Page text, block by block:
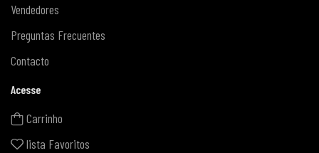
Vendedores
Preguntas Frecuentes
Contacto
Acesse
Carrinho
lista Favoritos